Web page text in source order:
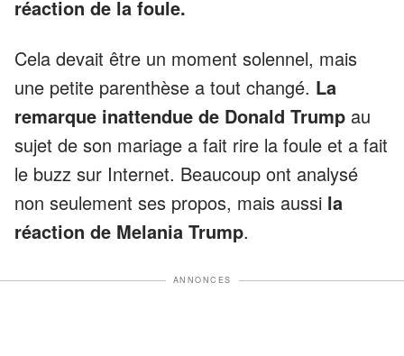
réaction de la foule.
Cela devait être un moment solennel, mais
une petite parenthèse a tout changé. La
remarque inattendue de Donald Trump au
sujet de son mariage a fait rire la foule et a fait
le buzz sur Internet. Beaucoup ont analysé
non seulement ses propos, mais aussi la
réaction de Melania Trump.
ANNONCES